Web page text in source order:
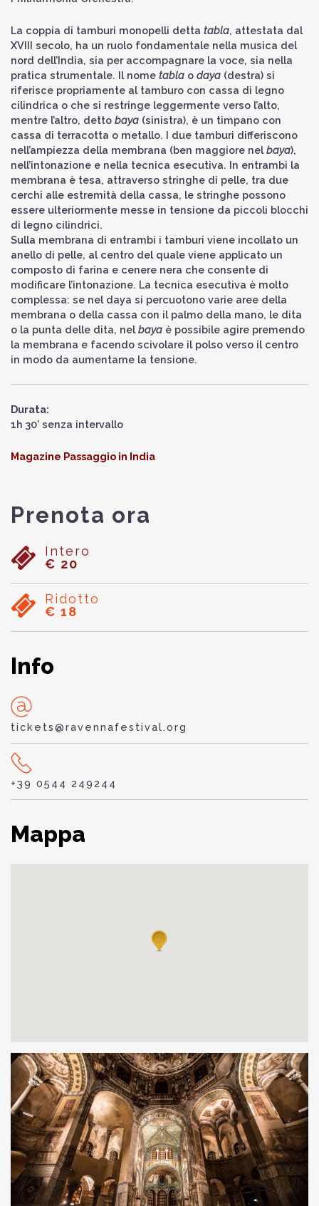
La coppia di tamburi monopelli detta tabla, attestata dal
XVIII secolo, ha un ruolo fondamentale nella musica del
nord dell’India, sia per accompagnare la voce, sia nella
pratica strumentale. Il nome tabla o daya (destra) si
riferisce propriamente al tamburo con cassa di legno
cilindrica o che si restringe leggermente verso l’alto,
mentre l’altro, detto baya (sinistra), è un timpano con
cassa di terracotta o metallo. I due tamburi differiscono
nell’ampiezza della membrana (ben maggiore nelbaya),
nell’intonazione e nella tecnica esecutiva. In entrambi la
membrana è tesa, attraverso stringhe di pelle, tra due
cerchi alle estremità della cassa, le stringhe possono
essere ulteriormente messe in tensione da piccoli blocchi
di legno cilindrici.
Sulla membrana di entrambi i tamburi viene incollato un
anello di pelle, al centro del quale viene applicato un
composto di farina e cenere nera che consente di
modificare l’intonazione. La tecnica esecutiva è molto
complessa: se nel daya si percuotono varie aree della
membrana o della cassa con il palmo della mano, le dita
o la punta delle dita, nelbaya è possibile agire premendo
la membrana e facendo scivolare il polso verso il centro
in modo da aumentarne la tensione.
Durata:
1h 30’ senza intervallo
Magazine Passaggio in India
Prenota ora
Intero
€ 20
Ridotto
€ 18
Info
tickets@ravennafestival.org
+39 0544 249244
Mappa